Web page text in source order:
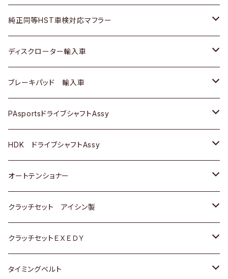
スバル
三菱
スバル
ダイハツ
マツダ
三菱
スバル
ＢＥＮＺ
ダイハツ
マツダ
三菱
スバル
いすゞ
ダイハツ
マツダ
三菱
スバル
スズキ
日産
ダイハツ
マツダ
三菱
スバル
ホンダ
スズキ
日産
ダイハツ
マツダ
三菱
スバル
ホンダ
スズキ
日産
ダイハツ
マツダ
三菱
スバル
純正同等HST車検対応マフラー
トヨタ
ホンダ
スズキ
日産
いすゞ
ダイハツ
マツダ
三菱
ディスクローター輸入車
ＡＵＤＩ
ＢＥＮＺ
ＢＭＷ
GOLF
ＷＡＧＥＮ
アストロ（シボレー）
クライスラー
ブレーキパッド 輸入車
ＢＥＮＺ
ＢＭＷ
ＷＡＧＥＮ
ＶＯＬＶＯ
PAsportsドライブシャフトAssy
トヨタ
ホンダ
スズキ
日産
ダイハツ
HDK ドライブシャフトAssy
スズキ
ダイハツ
日産
ホンダ
オートテンショナー
トヨタ
クラッチセット アイシン製
ホンダ
スズキ
クラッチセットＥＸＥＤＹ
ホンダ
タイミングベルト